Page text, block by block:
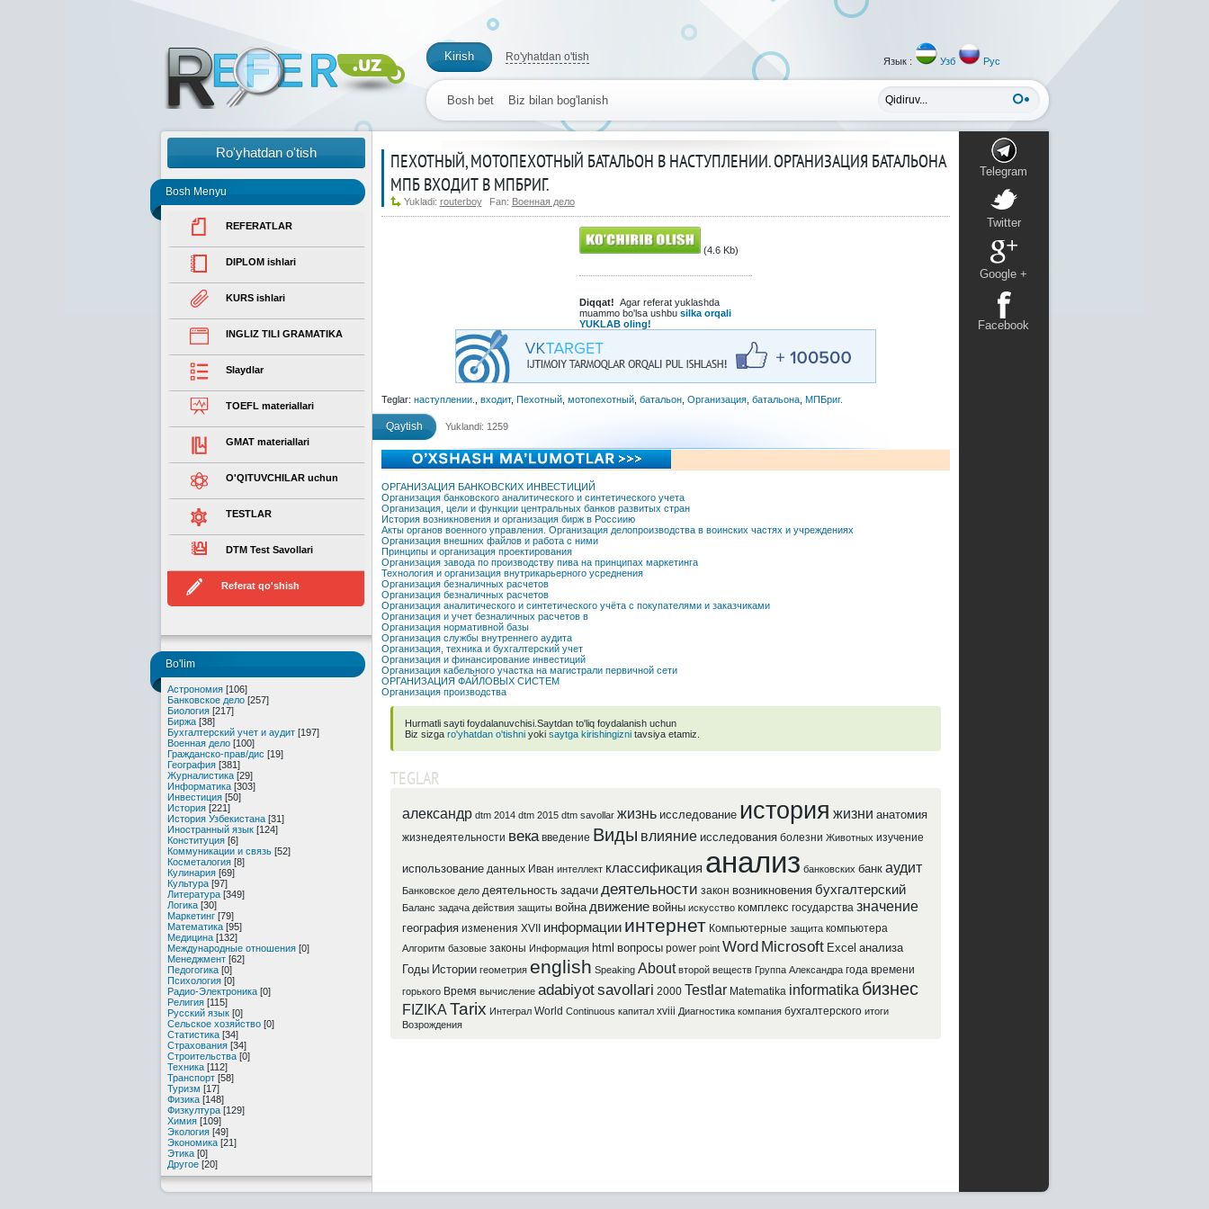
Kirish Ro'yhatdan o'tish Язык : Узб Рус
Bosh bet Biz bilan bog'lanish
Ro'yhatdan o'tish
Bosh Menyu
REFERATLAR
DIPLOM ishlari
KURS ishlari
INGLIZ TILI GRAMATIKA
Slaydlar
TOEFL materiallari
GMAT materiallari
O'QITUVCHILAR uchun
TESTLAR
DTM Test Savollari
Referat qo'shish
Bo'lim
Астрономия [106]
Банковское дело [257]
Биология [217]
Биржа [38]
Бухгалтерский учет и аудит [197]
Военная дело [100]
Гражданско-прав/дис [19]
География [381]
Журналистика [29]
Информатика [303]
Инвестиция [50]
История [221]
История Узбекистана [31]
Иностранный язык [124]
Конституция [6]
Коммуникации и связь [52]
Косметалогия [8]
Кулинария [69]
Культура [97]
Литература [349]
Логика [30]
Маркетинг [79]
Математика [95]
Медицина [132]
Международные отношения [0]
Менеджмент [62]
Педогогика [0]
Психология [0]
Радио-Электроника [0]
Религия [115]
Русский язык [0]
Сельское хозяйство [0]
Статистика [34]
Страхования [34]
Строительства [0]
Техника [112]
Транспорт [58]
Туризм [17]
Физика [148]
Физкултура [129]
Химия [109]
Экология [49]
Экономика [21]
Этика [0]
Другое [20]
Telegram
Twitter
Google +
Facebook
ПЕХОТНЫЙ, МОТОПЕХОТНЫЙ БАТАЛЬОН В НАСТУПЛЕНИИ. ОРГАНИЗАЦИЯ БАТАЛЬОНА
МПБ ВХОДИТ В МПБРИГ.
Yukladi: routerboy Fan: Военная дело
(4.6 Kb)
Diqqat! Agar referat yuklashda
muammo bo'lsa ushbu silka orqali
YUKLAB oling!
Teglar: наступлении. входит, Пехотный, мотопехотный, батальон, Организация, батальона, МПБриг.
Qaytish Yuklandi: 1259
ОРГАНИЗАЦИЯ БАНКОВСКИХ ИНВЕСТИЦИЙ
Организация банковского аналитического и синтетического учета
Организация, цели и функции центральных банков развитых стран
История возникновения и организация бирж в Россиию
Акты органов военного управления. Организация делопроизводства в воинских частях и учреждениях
Организация внешних файлов и работа с ними
Принципы и организация проектирования
Организация завода по производству пива на принципах маркетинга
Технология и организация внутрикарьерного усреднения
Организация безналичных расчетов
Организация безналичных расчетов
Организация аналитического и синтетического учёта с покупателями и заказчиками
Организация и учет безналичных расчетов в
Организация нормативной базы
Организация службы внутреннего аудита
Организация, техника и бухгалтерский учет
Организация и финансирование инвестиций
Организация кабельного участка на магистрали первичной сети
ОРГАНИЗАЦИЯ ФАЙЛОВЫХ СИСТЕМ
Организация производства
Hurmatli sayti foydalanuvchisi.Saytdan to'liq foydalanish uchun
Biz sizga ro'yhatdan o'tishniyoki saytga kirishingiznitavsiya etamiz.
TEGLAR
александр dtm 2014 dtm 2015 dtm savollar жизнь исследование история жизни анатомия
жизнедеятельности века введение Виды влияние исследования болезни Животных изучение
использование данных Иван интеллект классификация анализ банковских банк аудит
Банковское дело деятельность задачи деятельности закон возникновения бухгалтерский
Баланс задача действия защиты война движение войны искусство комплекс государства значение
география изменения XVII информации интернет Компьютерные защита компьютера
Алгоритм базовые законы Информация html вопросы power point Word Microsoft Excel анализа
Годы Истории геометрия english Speaking About второй веществ Группа Александра года времени
горького Время вычисление adabiyotsavollari 2000 Testlar Matematika informatika бизнес
FIZIKA Tarix Интеграл World Continuous капитал xviii Диагностика компания бухгалтерского итоги
Возрождения